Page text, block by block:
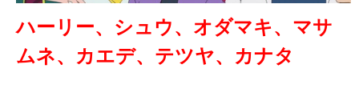
ハーリー、シュウ、オダマキ、マサ
ムネ、カエデ、テツヤ、カナタ